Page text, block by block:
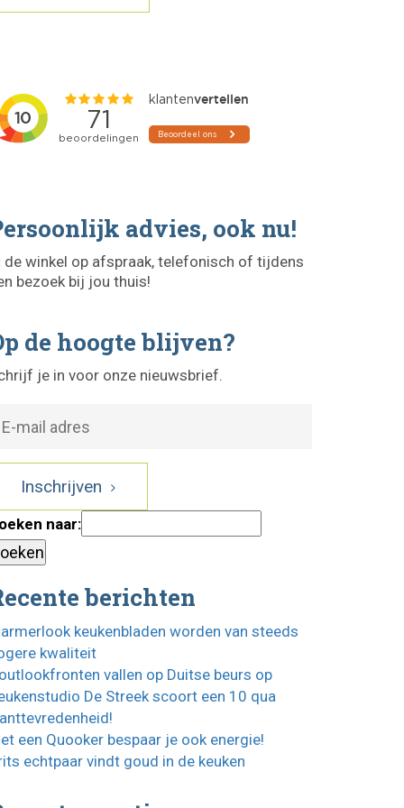
advies, ook nu!
de winkel op afspraak, telefonisch of tijdens
bezoek bij jou thuis!
de hoogte blijven?
je in voor onze nieuwsbrief.
Inschrijven
naar:
berichten
keukenbladen worden van steeds
kwaliteit
vallen op Duitse beurs op
De Streek scoort een 10 qua
een Quooker bespaar je ook energie!
echtpaar vindt goud in de keuken